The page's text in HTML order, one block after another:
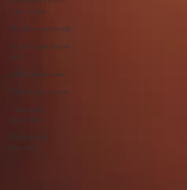
che causa
Moda e curiosità
Tecnologia buon
uso
dalla redazione
Parola ai giovani
L'esperto
risponde
Notizie dal